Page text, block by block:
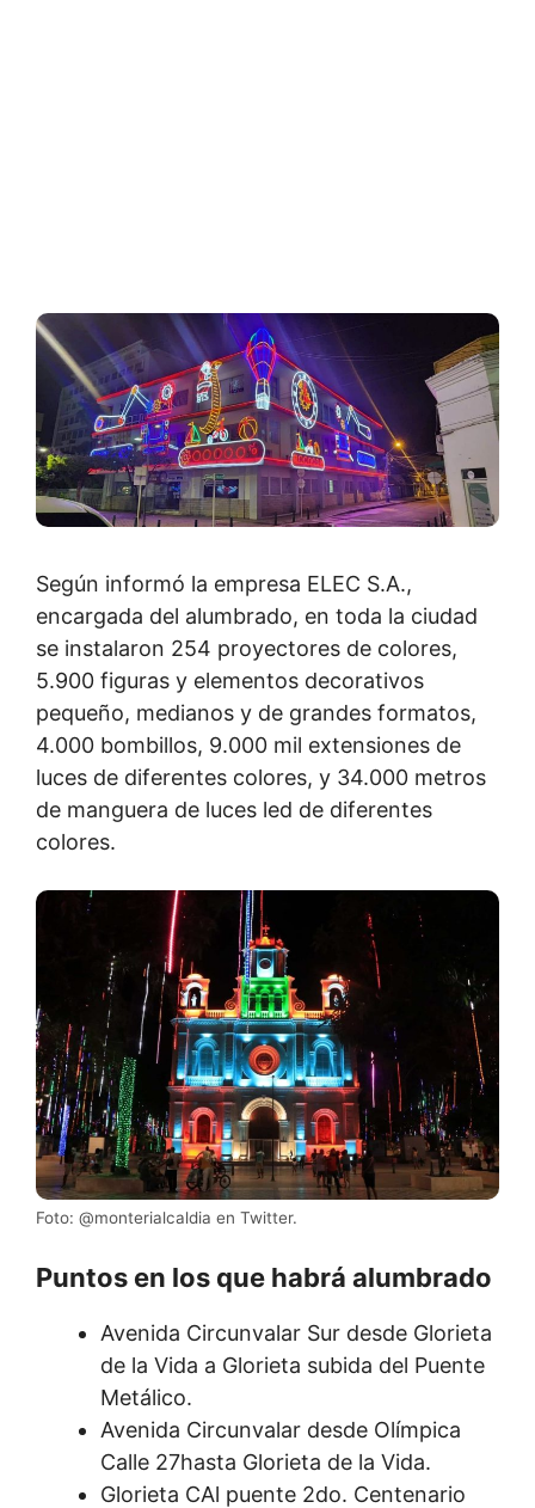
Según informó la empresa ELEC S.A.,
encargada del alumbrado, en toda la ciudad
se instalaron 254 proyectores de colores,
5.900 figuras y elementos decorativos
pequeño, medianos y de grandes formatos,
4.000 bombillos, 9.000 mil extensiones de
luces de diferentes colores, y 34.000 metros
de manguera de luces led de diferentes
colores.
Foto: @monterialcaldia en Twitter.
Puntos en los que habrá alumbrado
Avenida Circunvalar Sur desde Glorieta
de la Vida a Glorieta subida del Puente
Metálico.
Avenida Circunvalar desde Olímpica
Calle 27hasta Glorieta de la Vida.
Glorieta CAl puente 2do. Centenario